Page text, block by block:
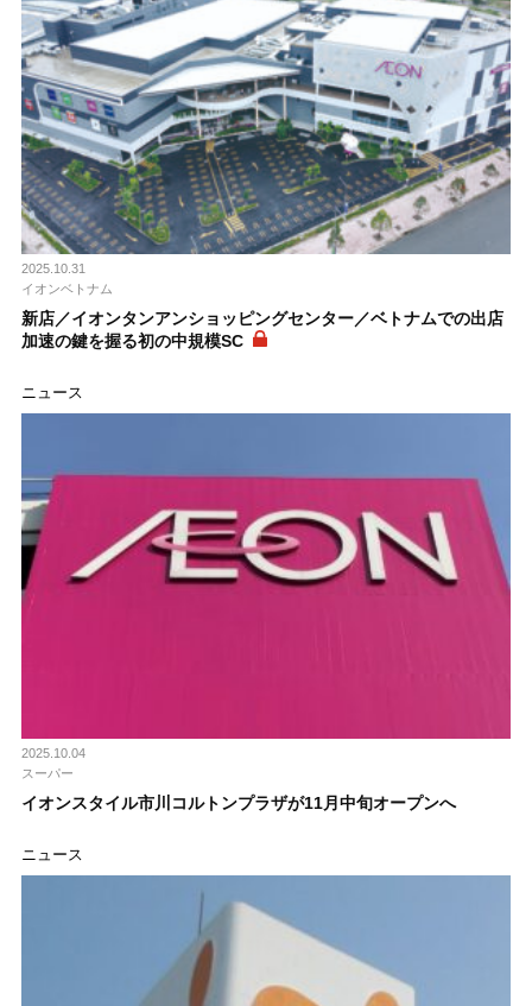
2025.10.31
イオンベトナム
新店／イオンタンアンショッピングセンター／ベトナムでの出店
加速の鍵を握る初の中規模SC
ニュース
2025.10.04
スーパー
イオンスタイル市川コルトンプラザが11月中旬オープンへ
ニュース